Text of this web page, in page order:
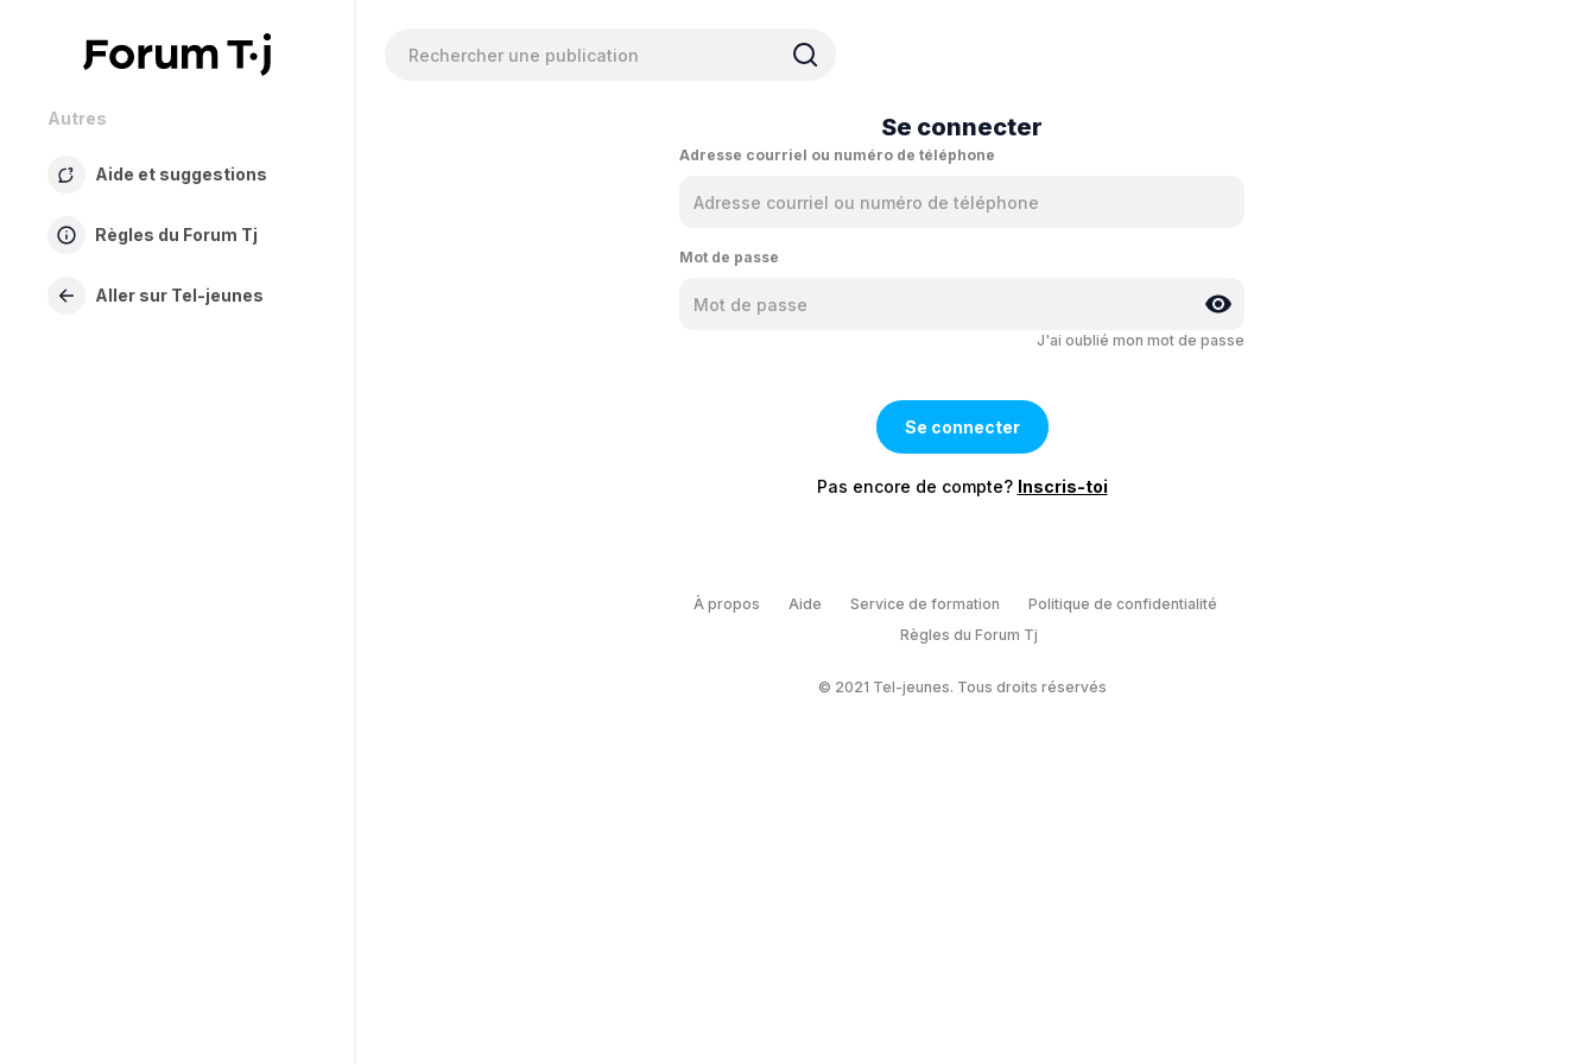
Autres
Aide et suggestions
Règles du Forum Tj
Aller sur Tel-jeunes
Se connecter
Adresse courriel ou numéro de téléphone
Mot de passe
J'ai oublié mon mot de passe
Pas encore de compte? Inscris-toi
À propos Aide Service de formation
Politique de confidentialité
Règles du Forum Tj
© 2021 Tel-jeunes. Tous droits réservés